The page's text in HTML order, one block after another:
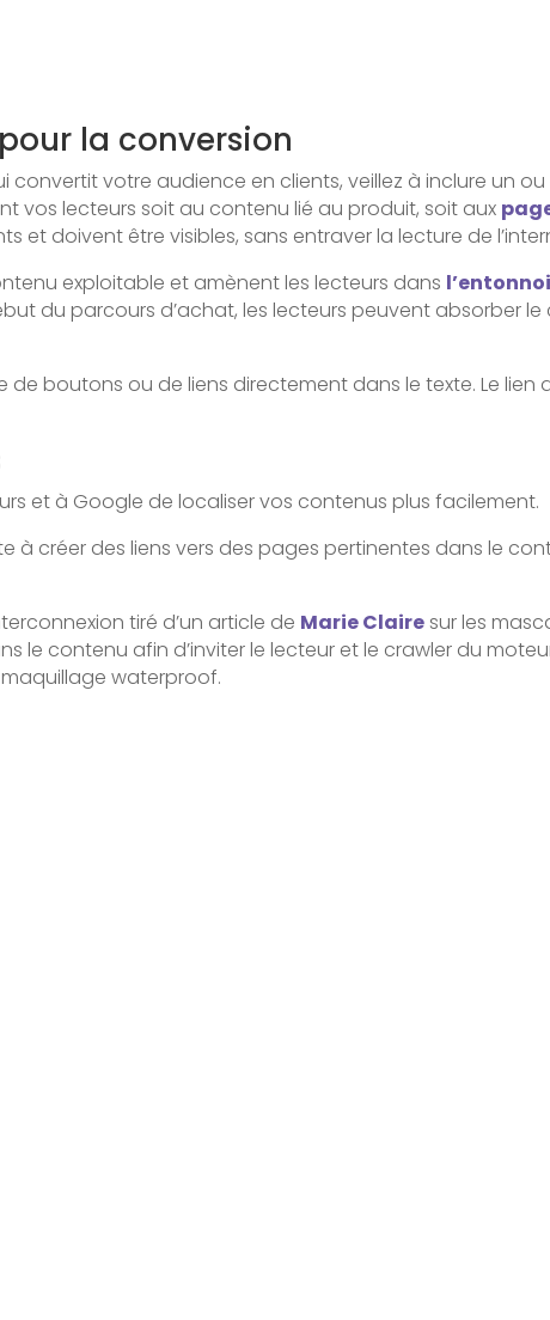
la conversion
votre audience en clients, veillez à inclure un ou
vos lecteurs soit au contenu lié au produit, soit aux
et doivent être visibles, sans entraver la lecture de
exploitable et amènent les lecteurs dans
du parcours d’achat, les lecteurs peuvent absorber
de boutons ou de liens directement dans le texte. Le
et à Google de localiser vos contenus plus facilement.
créer des liens vers des pages pertinentes dans le
tiré d’un article de Marie Clairesur les
le contenu afin d’inviter le lecteur et le crawler du
waterproof.